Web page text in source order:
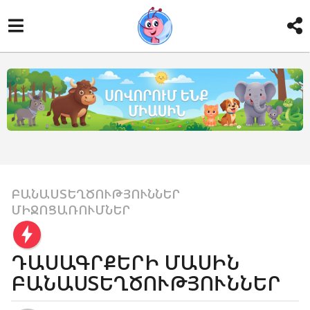
1
4
տ
ա
ի
ԲԱՆԱՍՏԵՂԾՈՒԹՅՈՒՆՆԵՐ
ՄԻՋՈՑԱՌՈՒՄՆԵՐ
ԴԱՍԱԳՐՔԵՐԻ ՄԱՍԻՆ
ԲԱՆԱՍՏԵՂԾՈՒԹՅՈՒՆՆԵՐ